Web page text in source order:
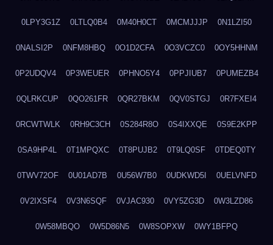
0LPY3G1Z 0LTLQ0B4 0M40H0CT 0MCMJJJP 0N1LZI50
0NALSI2P 0NFM8HBQ 0O1D2CFA 0O3VCZC0 0OY5HHNM
0P2UDQV4 0P3WEUER 0PHNO5Y4 0PPJIUB7 0PUMEZB4
0QLRKCUP 0QO261FR 0QR27BKM 0QV0STGJ 0R7FXEI4
0RCWTWLK 0RH9C3CH 0S284R8O 0S4IXXQE 0S9E2KPP
0SA9HP4L 0T1MPQXC 0T8PUJB2 0T9LQ0SF 0TDEQ0TY
0TWV72OF 0U01AD7B 0U56W7B0 0UDKWD5I 0UELVNFD
0V2IXSF4 0V3N6SQF 0VJAC930 0VY5ZG3D 0W3LZD86
0W58MBQO 0W5D86N5 0W8SOPXW 0WY1BFPQ